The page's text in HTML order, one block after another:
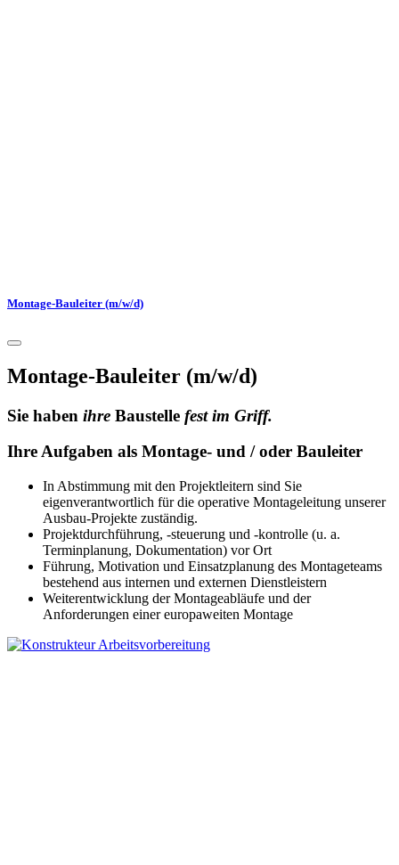
Montage-Bauleiter (m/w/d)
Montage-Bauleiter (m/w/d)
Sie haben ihre Baustelle fest im Griff.
Ihre Aufgaben als Montage- und / oder Bauleiter
In Abstimmung mit den Projektleitern sind Sie
eigenverantwortlich für die operative Montageleitung unserer
Ausbau-Projekte zuständig.
Projektdurchführung, -steuerung und -kontrolle (u. a.
Terminplanung, Dokumentation) vor Ort
Führung, Motivation und Einsatzplanung des Montageteams
bestehend aus internen und externen Dienstleistern
Weiterentwicklung der Montageabläufe und der
Anforderungen einer europaweiten Montage